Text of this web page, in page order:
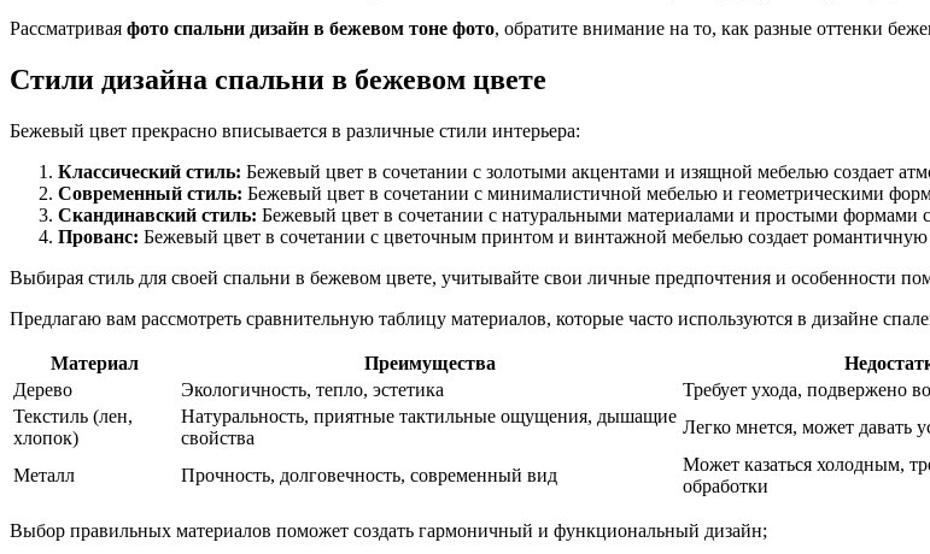
Рассматривая фото спальни дизайн в бежевом тоне фото, обратите внимание на то, как разные оттенки
Стили дизайна спальни в бежевом цвете
Бежевый цвет прекрасно вписывается в различные стили интерьера:
Классический стиль: Бежевый цвет в сочетании с золотыми акцентами и изящной мебелью создает
Современный стиль: Бежевый цвет в сочетании с минималистичной мебелью и геометрическими
Скандинавский стиль: Бежевый цвет в сочетании с натуральными материалами и простыми формами
Прованс: Бежевый цвет в сочетании с цветочным принтом и винтажной мебелью создает романтичную
Выбирая стиль для своей спальни в бежевом цвете, учитывайте свои личные предпочтения и особенности
Предлагаю вам рассмотреть сравнительную таблицу материалов, которые часто используются в дизайне
Материал Преимущества
Дерево
Экологичность, тепло, эстетика Требует ухода, подвержено
Текстиль (лен,
хлопок)
Натуральность, приятные тактильные ощущения, дышащие
свойства
Легко мнется, может давать
Металл Прочность, долговечность, современный вид
Может казаться холодным,
обработки
Выбор правильных материалов поможет создать гармоничный и функциональный дизайн;